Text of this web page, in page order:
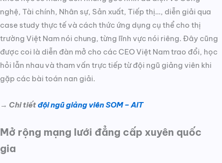
nghệ, Tài chính, Nhân sự, Sản xuất, Tiếp thị…, diễn giải qua
case study thực tế và cách thức ứng dụng cụ thể cho thị
trường Việt Nam nói chung, từng lĩnh vực nói riêng. Đây cũng
được coi là diễn đàn mở cho các CEO Việt Nam trao đổi, học
hỏi lẫn nhau và tham vấn trực tiếp từ đội ngũ giảng viên khi
gặp các bài toán nan giải.
→ Chi tiếtđội ngũ giảng viên SOM – AIT
Mở rộng mạng lưới đẳng cấp xuyên quốc
gia